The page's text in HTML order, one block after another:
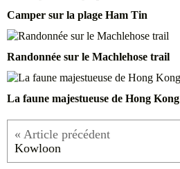
Camper sur la plage Ham Tin
Randonnée sur le Machlehose trail
La faune majestueuse de Hong Kong
Kowloon